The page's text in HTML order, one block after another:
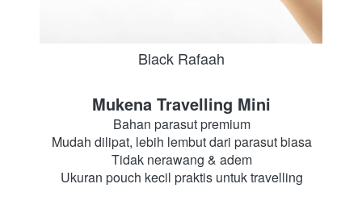
Black Rafaah
Mukena Travelling Mini
Bahan parasut premium
Mudah dilipat, lebih lembut dari parasut biasa
Tidak nerawang & adem
Ukuran pouch kecil praktis untuk travelling